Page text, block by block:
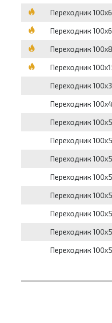
Переходник
Переходник
Переходник
Переходник
Переходник
Переходник
Переходник
Переходник
Переходник
Переходник
Переходник
Переходник
Переходник
Переходник